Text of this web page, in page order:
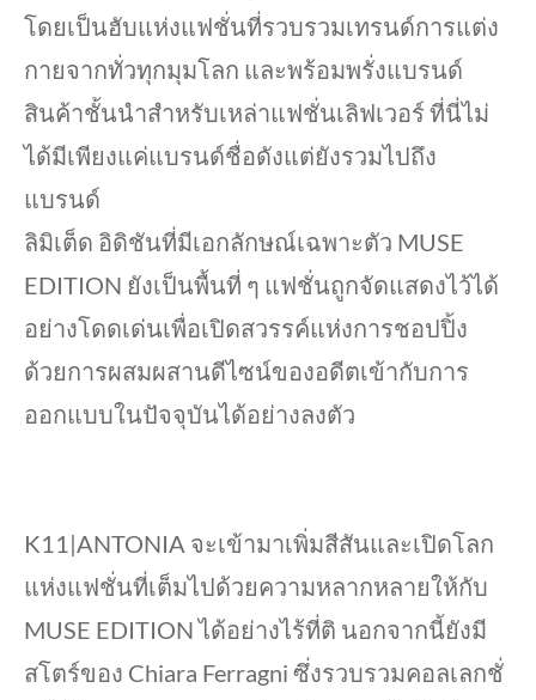
โดยเป็นฮับแห่งแฟชั่นที่รวบรวมเทรนด์การแต่ง
กายจากทั่วทุกมุมโลก และพร้อมพรั่งแบรนด์
สินค้าชั้นนำสำหรับเหล่าแฟชั่นเลิฟเวอร์ ที่นี่ไม่
ได้มีเพียงแค่แบรนด์ชื่อดังแต่ยังรวมไปถึง
แบรนด์
ลิมิเต็ด อิดิชันที่มีเอกลักษณ์เฉพาะตัว MUSE
EDITION ยังเป็นพื้นที่ ๆ แฟชั่นถูกจัดแสดงไว้ได้
อย่างโดดเด่นเพื่อเปิดสวรรค์แห่งการชอปปิ้ง
ด้วยการผสมผสานดีไซน์ของอดีตเข้ากับการ
ออกแบบในปัจจุบันได้อย่างลงตัว
K11|ANTONIA จะเข้ามาเพิ่มสีสันและเปิดโลก
แห่งแฟชั่นที่เต็มไปด้วยความหลากหลายให้กับ
MUSE EDITION ได้อย่างไร้ที่ติ นอกจากนี้ยังมี
สโตร์ของ Chiara Ferragni ซึ่งรวบรวมคอลเลกชั่